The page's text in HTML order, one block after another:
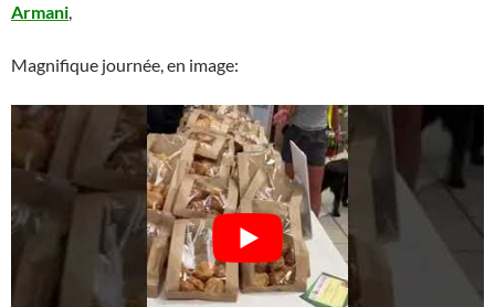
Armani,
Magnifique journée, en image: